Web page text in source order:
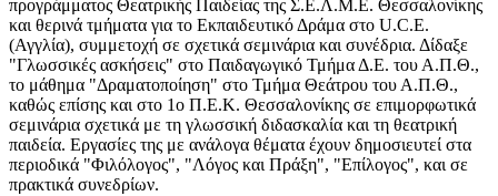
προγράμματος Θεατρικής Παιδείας της Σ.Ε.Λ.Μ.Ε. Θεσσαλονίκης
και θερινά τμήματα για το Εκπαιδευτικό Δράμα στο U.C.E.
(Αγγλία), συμμετοχή σε σχετικά σεμινάρια και συνέδρια. Δίδαξε
"Γλωσσικές ασκήσεις" στο Παιδαγωγικό Τμήμα Δ.Ε. του Α.Π.Θ.,
το μάθημα "Δραματοποίηση" στο Τμήμα Θεάτρου του Α.Π.Θ.,
καθώς επίσης και στο 1ο Π.Ε.Κ. Θεσσαλονίκης σε επιμορφωτικά
σεμινάρια σχετικά με τη γλωσσική διδασκαλία και τη θεατρική
παιδεία. Εργασίες της με ανάλογα θέματα έχουν δημοσιευτεί στα
περιοδικά "Φιλόλογος", "Λόγος και Πράξη", "Επίλογος", και σε
πρακτικά συνεδρίων.